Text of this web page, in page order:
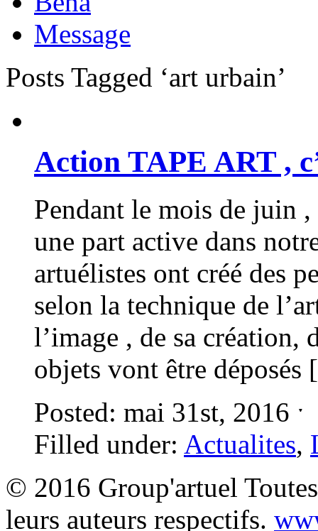
Message
Posts Tagged ‘art urbain’
Action TAPE ART ,
Pendant le mois de juin
une part active dans
artuélistes ont créé des
selon la technique de
l’image , de sa création,
objets vont être
Posted: mai 31st, 2016 ˑ
Filled under: Actualites,
© 2016 Group'artuel
leurs auteurs respectifs.